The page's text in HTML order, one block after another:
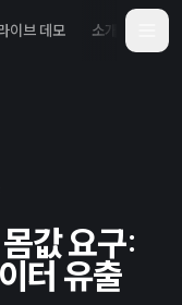
이브 데모 소개
값 요구:
터 유출